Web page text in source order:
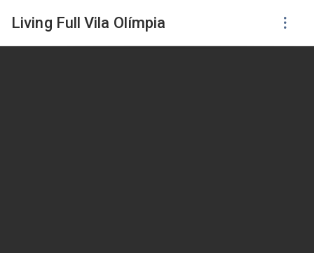
Living Full Vila Olímpia